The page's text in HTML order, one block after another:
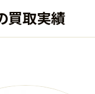
買取実績